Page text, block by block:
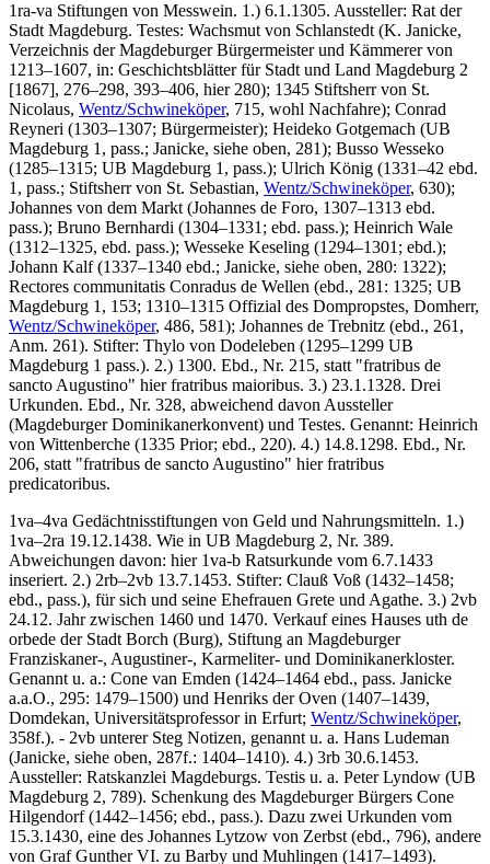
1ra-va Stiftungen von Messwein. 1.) 6.1.1305. Aussteller: Rat der
Stadt Magdeburg. Testes: Wachsmut von Schlanstedt (K. Janicke,
Verzeichnis der Magdeburger Bürgermeister und Kämmerer von
1213–1607, in: Geschichtsblätter für Stadt und Land Magdeburg 2
[1867], 276–298, 393–406, hier 280); 1345 Stiftsherr von St.
Nicolaus, Wentz/Schwineköper, 715, wohl Nachfahre); Conrad
Reyneri (1303–1307; Bürgermeister); Heideko Gotgemach (UB
Magdeburg 1, pass.; Janicke, siehe oben, 281); Busso Wesseko
(1285–1315; UB Magdeburg 1, pass.); Ulrich König (1331–42 ebd.
1, pass.; Stiftsherr von St. Sebastian, Wentz/Schwineköper, 630);
Johannes von dem Markt (Johannes de Foro, 1307–1313 ebd.
pass.); Bruno Bernhardi (1304–1331; ebd. pass.); Heinrich Wale
(1312–1325, ebd. pass.); Wesseke Keseling (1294–1301; ebd.);
Johann Kalf (1337–1340 ebd.; Janicke, siehe oben, 280: 1322);
Rectores communitatis Conradus de Wellen (ebd., 281: 1325; UB
Magdeburg 1, 153; 1310–1315 Offizial des Dompropstes, Domherr,
Wentz/Schwineköper, 486, 581); Johannes de Trebnitz (ebd., 261,
Anm. 261). Stifter: Thylo von Dodeleben (1295–1299 UB
Magdeburg 1 pass.). 2.) 1300. Ebd., Nr. 215, statt "fratribus de
sancto Augustino" hierfratribus maioribus. 3.) 23.1.1328. Drei
Urkunden. Ebd., Nr. 328, abweichend davon Aussteller
(Magdeburger Dominikanerkonvent) und Testes. Genannt: Heinrich
von Wittenberche (1335 Prior; ebd., 220). 4.) 14.8.1298. Ebd., Nr.
206, statt "fratribus de sancto Augustino" hierfratribus
predicatoribus.
1va–4va Gedächtnisstiftungen von Geld und Nahrungsmitteln. 1.)
1va–2ra 19.12.1438. Wie in UB Magdeburg 2, Nr. 389.
Abweichungen davon: hier 1va-b Ratsurkunde vom 6.7.1433
inseriert. 2.) 2rb–2vb 13.7.1453. Stifter: Clauß Voß (1432–1458;
ebd., pass.), für sich und seine Ehefrauen Grete und Agathe. 3.) 2vb
24.12. Jahr zwischen 1460 und 1470. Verkauf eines Hauses uth de
orbede der Stadt Borch (Burg), Stiftung an Magdeburger
Franziskaner-, Augustiner-, Karmeliter- und Dominikanerkloster.
Genannt u. a.: Cone van Emden (1424–1464 ebd., pass. Janicke
a.a.O., 295: 1479–1500) und Henriks der Oven (1407–1439,
Domdekan, Universitätsprofessor in Erfurt; Wentz/Schwineköper,
358f.). - 2vb unterer Steg Notizen, genannt u. a. Hans Ludeman
(Janicke, siehe oben, 287f.: 1404–1410). 4.) 3rb 30.6.1453.
Aussteller: Ratskanzlei Magdeburgs. Testis u. a. Peter Lyndow (UB
Magdeburg 2, 789). Schenkung des Magdeburger Bürgers Cone
Hilgendorf (1442–1456; ebd., pass.). Dazu zwei Urkunden vom
15.3.1430, eine des Johannes Lytzow von Zerbst (ebd., 796), andere
von Graf Gunther VI. zu Barby und Muhlingen (1417–1493).